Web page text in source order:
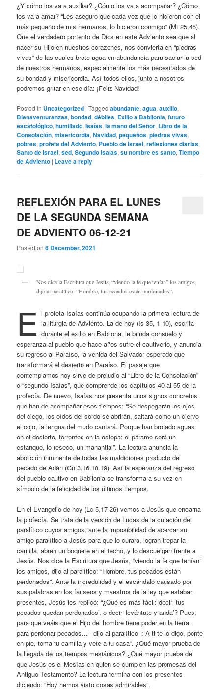
¿Y cómo los va a auxiliar? ¿Cómo los va a acompañar? ¿Cómo
los va a amar? “Les aseguro que cada vez que lo hicieron con el
más pequeño de mis hermanos, lo hicieron conmigo” (Mt 25,45).
Que el verdadero portento de Dios en este Adviento sea que al
nacer su Hijo en nuestros corazones, nos convierta en “piedras
vivas” de las cuales brote agua en abundancia para saciar la sed
de nuestros hermanos, especialmente los más necesitados de
su bondad y misericordia. Así todos ellos, junto a nosotros
podremos gritar en ese día: ¡Feliz Navidad!
Posted in Uncategorized |Tagged abundante,agua,auxilio,
Bienaventuranzas,bondad,débiles, Exilio a Babilonia,futuro
escatológico,humillado,Isaías,la mano del Señor, Libro de la
Consolación,misericordia,Navidad,pequeños,piedras vivas,
pobres,profeta del Adviento, Pueblo de Israel,reflexiones diarias,
Santo de Israel,sed,Segundo Isaías,su nombre es santo,Tiempo
de Adviento | Leave a reply
REFLEXIÓN PARA EL LUNES
DE LA SEGUNDA SEMANA
DE ADVIENTO 06-12-21
Posted on6 December, 2021
Nos dice la Escritura que Jesús, “viendo la fe que tenían” los amigos,
dijo al paralítico: “Hombre, tus pecados están perdonados”.
E l profeta Isaías continúa ocupando la primera lectura de
la liturgia de Adviento. La de hoy (Is 35, 1-10), escrita
durante el exilio en Babilona, le brinda consuelo y
esperanza al pueblo que hace años sufre el cautiverio, y anuncia
su regreso al Paraíso, la venida del Salvador esperado que
transformará el desierto en Paraíso. El pasaje que
contemplamos hoy sirve de preludio al “Libro de la Consolación”
o “segundo Isaías”, que comprende los capítulos 40 al 55 de la
profecía. De nuevo, Isaías nos presenta unos signos concretos
que han de acompañar esos tiempos: “Se despegarán los ojos
del ciego, los oídos del sordo se abrirán, saltará como un ciervo
el cojo, la lengua del mudo cantará. Porque han brotado aguas
en el desierto, torrentes en la estepa; el páramo será un
estanque, lo reseco, un manantial”. La lectura anuncia la
abolición inminente de todas las maldiciones producto del
pecado de Adán (Gn 3,16.18.19). Así la esperanza del regreso
del pueblo cautivo en Babilonia se transforma a su vez en
símbolo de la felicidad de los últimos tiempos.
En el Evangelio de hoy (Lc 5,17-26) vemos a Jesús que encarna
la profecía. Se trata de la versión de Lucas de la curación del
paralítico cuyos amigos, ante la imposibilidad de acercar su
amigo paralítico a Jesús para que lo curara, logran trepar la
camilla, abren un boquete en el techo, y lo descuelgan frente a
Jesús. Nos dice la Escritura que Jesús, “viendo la fe que tenían”
los amigos, dijo al paralítico: “Hombre, tus pecados están
perdonados”. Ante la incredulidad y el escándalo causado por
sus palabras en los fariseos y maestros de la ley que estaban
presentes, Jesús les replicó: “¿Qué es más fácil: decir ‘tus
pecados quedan perdonados’, o decir ‘levántate y anda’? Pues,
para que veáis que el Hijo del hombre tiene poder en la tierra
para perdonar pecados… –dijo al paralítico–: A ti te lo digo, ponte
en pie, toma tu camilla y vete a tu casa”. ¿Qué mayor prueba de
la llegada de los tiempos mesiánicos? ¿Qué mayor prueba de
que Jesús es el Mesías en quien se cumplen las promesas del
Antiguo Testamento? La lectura termina con los presentes
diciendo: “Hoy hemos visto cosas admirables”.